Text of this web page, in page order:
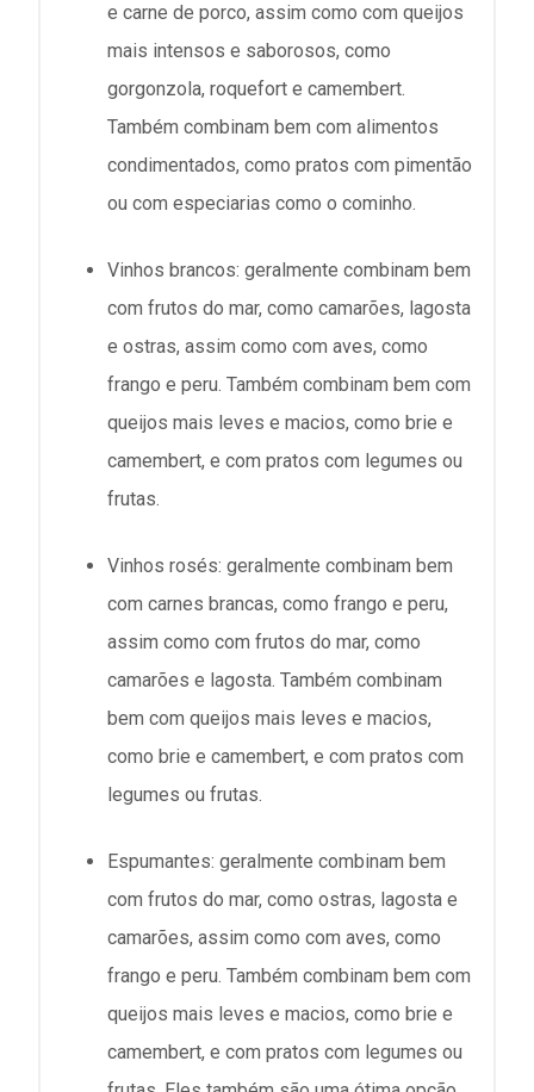
e carne de porco, assim como com queijos
mais intensos e saborosos, como
gorgonzola, roquefort e camembert.
Também combinam bem com alimentos
condimentados, como pratos com pimentão
ou com especiarias como o cominho.
Vinhos brancos: geralmente combinam bem
com frutos do mar, como camarões, lagosta
e ostras, assim como com aves, como
frango e peru. Também combinam bem com
queijos mais leves e macios, como brie e
camembert, e com pratos com legumes ou
frutas.
Vinhos rosés: geralmente combinam bem
com carnes brancas, como frango e peru,
assim como com frutos do mar, como
camarões e lagosta. Também combinam
bem com queijos mais leves e macios,
como brie e camembert, e com pratos com
legumes ou frutas.
Espumantes: geralmente combinam bem
com frutos do mar, como ostras, lagosta e
camarões, assim como com aves, como
frango e peru. Também combinam bem com
queijos mais leves e macios, como brie e
camembert, e com pratos com legumes ou